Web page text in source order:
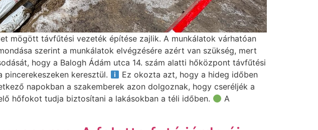
mögött távfűtési vezeték építése zajlik. A munkálatok várhatóan
szerint a munkálatok elvégzésére azért van szükség, mert
hogy a Balogh Ádám utca 14. szám alatti hőközpont távfűtési
keresztül.
Ez okozta azt, hogy a hideg időben
napokban a szakemberek azon dolgoznak, hogy cseréljék a
hőfokot tudja biztosítani a lakásokban a téli időben.
A